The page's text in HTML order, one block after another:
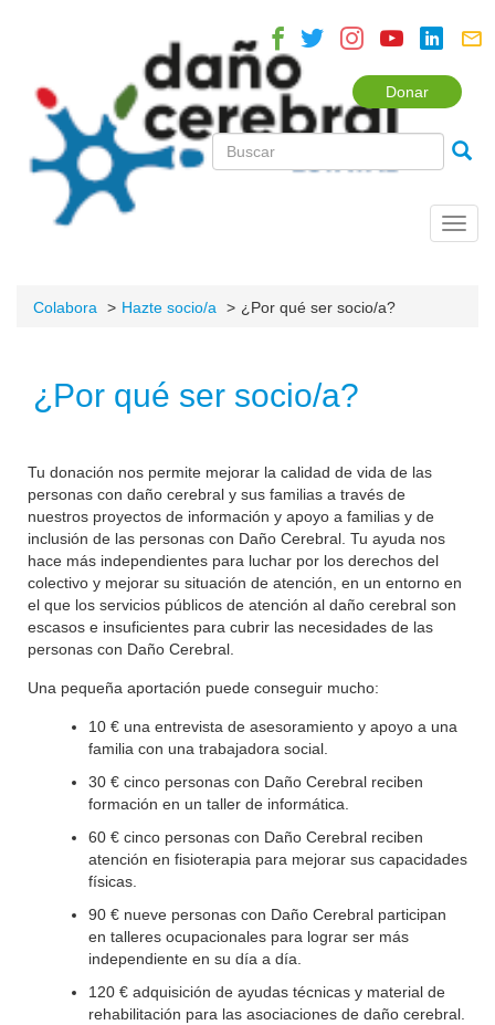
Donar
Colabora Hazte socio/a ¿Por qué ser socio/a?
¿Por qué ser socio/a?
Tu donación nos permite mejorar la calidad de vida de las
personas con daño cerebral y sus familias a través de
nuestros proyectos de información y apoyo a familias y de
inclusión de las personas con Daño Cerebral. Tu ayuda nos
hace más independientes para luchar por los derechos del
colectivo y mejorar su situación de atención, en un entorno en
el que los servicios públicos de atención al daño cerebral son
escasos e insuficientes para cubrir las necesidades de las
personas con Daño Cerebral.
Una pequeña aportación puede conseguir mucho:
10 € una entrevista de asesoramiento y apoyo a una
familia con una trabajadora social.
30 € cinco personas con Daño Cerebral reciben
formación en un taller de informática.
60 € cinco personas con Daño Cerebral reciben
atención en fisioterapia para mejorar sus capacidades
físicas.
90 € nueve personas con Daño Cerebral participan
en talleres ocupacionales para lograr ser más
independiente en su día a día.
120 € adquisición de ayudas técnicas y material de
rehabilitación para las asociaciones de daño cerebral.